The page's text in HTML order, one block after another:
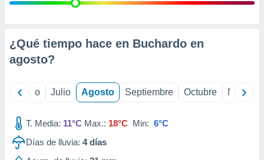
e
mediante
de
¿Qué tiempo hace en Buchardo en
agosto?
Junio Julio Agosto Septiembre Octubre
T. Media: 11°C Max.: 18°C Min: 6°C
Días de lluvia: 4días